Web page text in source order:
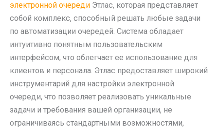
электронной очереди Этлас, которая представляет
собой комплекс, способный решать любые задачи
по автоматизации очередей. Система обладает
интуитивно понятным пользовательским
интерфейсом, что облегчает ее использование для
клиентов и персонала. Этлас предоставляет широкий
инструментарий для настройки электронной
очереди, что позволяет реализовать уникальные
задачи и требования вашей организации, не
ограничиваясь стандартными возможностями,